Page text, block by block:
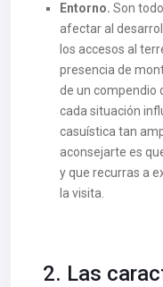
Entorno. Son
afectar al
los accesos al
presencia de
de un compendio
cada situación
casuística tan
aconsejarte es
y que recurras a
la visita.
2. Las